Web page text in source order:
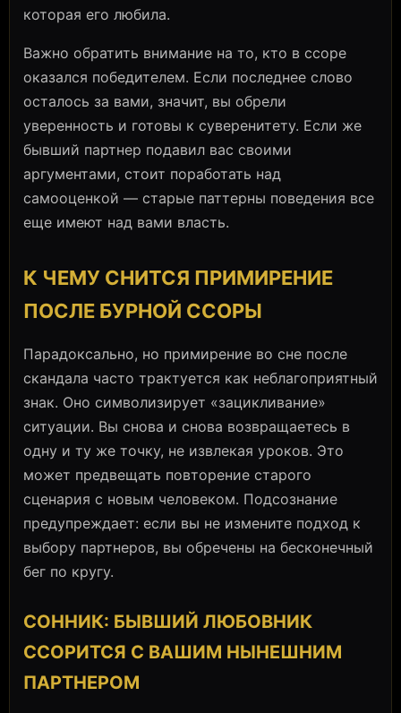
которая его любила.
Важно обратить внимание на то, кто в ссоре
оказался победителем. Если последнее слово
осталось за вами, значит, вы обрели
уверенность и готовы к суверенитету. Если же
бывший партнер подавил вас своими
аргументами, стоит поработать над
самооценкой — старые паттерны поведения все
еще имеют над вами власть.
К ЧЕМУ СНИТСЯ ПРИМИРЕНИЕ
ПОСЛЕ БУРНОЙ ССОРЫ
Парадоксально, но примирение во сне после
скандала часто трактуется как неблагоприятный
знак. Оно символизирует «зацикливание»
ситуации. Вы снова и снова возвращаетесь в
одну и ту же точку, не извлекая уроков. Это
может предвещать повторение старого
сценария с новым человеком. Подсознание
предупреждает: если вы не измените подход к
выбору партнеров, вы обречены на бесконечный
бег по кругу.
СОННИК: БЫВШИЙ ЛЮБОВНИК
ССОРИТСЯ С ВАШИМ НЫНЕШНИМ
ПАРТНЕРОМ